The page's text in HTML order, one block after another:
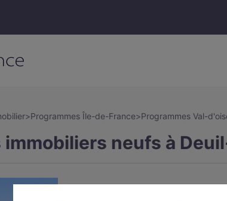
>Programmes Île-de-France>Programmes Val-
immobiliers neufs à